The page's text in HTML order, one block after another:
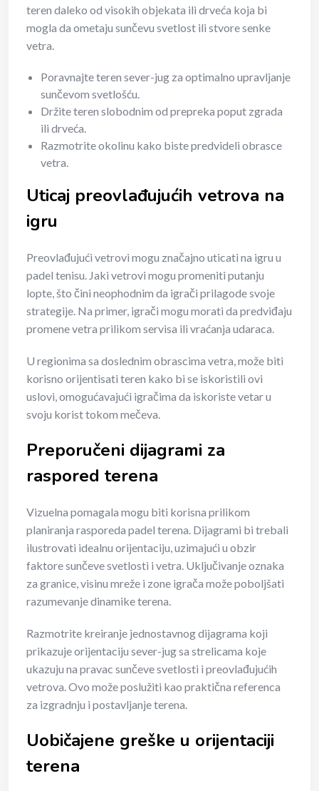
teren daleko od visokih objekata ili drveća koja bi
mogla da ometaju sunčevu svetlost ili stvore senke
vetra.
Poravnajte teren sever-jug za optimalno upravljanje
sunčevom svetlošću.
Držite teren slobodnim od prepreka poput zgrada
ili drveća.
Razmotrite okolinu kako biste predvideli obrasce
vetra.
Uticaj preovlađujućih vetrova na
igru
Preovlađujući vetrovi mogu značajno uticati na igru u
padel tenisu. Jaki vetrovi mogu promeniti putanju
lopte, što čini neophodnim da igrači prilagode svoje
strategije. Na primer, igrači mogu morati da predviđaju
promene vetra prilikom servisa ili vraćanja udaraca.
U regionima sa doslednim obrascima vetra, može biti
korisno orijentisati teren kako bi se iskoristili ovi
uslovi, omogućavajući igračima da iskoriste vetar u
svoju korist tokom mečeva.
Preporučeni dijagrami za
raspored terena
Vizuelna pomagala mogu biti korisna prilikom
planiranja rasporeda padel terena. Dijagrami bi trebali
ilustrovati idealnu orijentaciju, uzimajući u obzir
faktore sunčeve svetlosti i vetra. Uključivanje oznaka
za granice, visinu mreže i zone igrača može poboljšati
razumevanje dinamike terena.
Razmotrite kreiranje jednostavnog dijagrama koji
prikazuje orijentaciju sever-jug sa strelicama koje
ukazuju na pravac sunčeve svetlosti i preovlađujućih
vetrova. Ovo može poslužiti kao praktična referenca
za izgradnju i postavljanje terena.
Uobičajene greške u orijentaciji
terena